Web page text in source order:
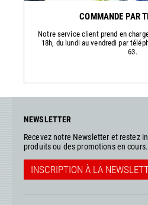
COMMANDE PAR
Notre service client prend en
18h, du lundi au vendredi par
63.
NEWSLETTER
Recevez notre Newsletter et restez
produits ou des promotions en cours.
INSCRIPTION À LA